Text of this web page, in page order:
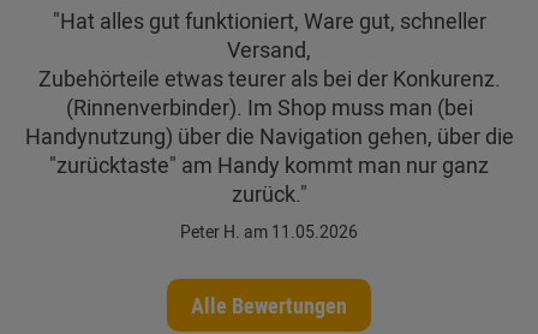
"Hat alles gut funktioniert, Ware gut, schneller
Versand,
Zubehörteile etwas teurer als bei der Konkurenz.
(Rinnenverbinder). Im Shop muss man (bei
Handynutzung) über die Navigation gehen, über die
"zurücktaste" am Handy kommt man nur ganz
zurück."
Peter H. am 11.05.2026
Alle Bewertungen